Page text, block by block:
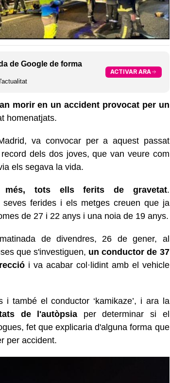
de Google de forma
ACTIVAR ARA
morir en un accident provocat per un
homenatjats.
va convocar per a aquest passat
dels dos joves, que van veure com
els segava la vida.
tots ells ferits de gravetat.
ferides i els metges creuen que ja
de 27 i 22 anys i una noia de 19 anys.
de divendres, 26 de gener, al
que s'investiguen, un conductor de 37
i va acabar col·lidint amb el vehicle
també el conductor ‘kamikaze’, i ara la
de l'autòpsia per determinar si el
fet que explicaria d'alguna forma que
per accident.